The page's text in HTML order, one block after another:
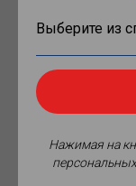
Все разрешения
круглосуточного
обеспечения
обеспечивающего
при этом все
Нажимая на